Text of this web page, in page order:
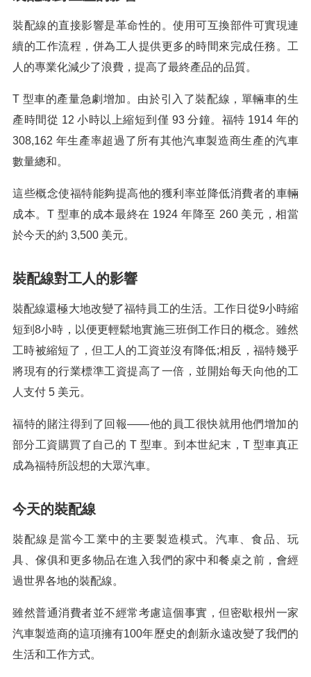
裝配線的直接影響是革命性的。使用可互換部件可實現連
續的工作流程，併為工人提供更多的時間來完成任務。工
人的專業化減少了浪費，提高了最終產品的品質。
T 型車的產量急劇增加。由於引入了裝配線，單輛車的生
產時間從 12 小時以上縮短到僅 93 分鐘。福特 1914 年的
308,162 年生產率超過了所有其他汽車製造商生產的汽車
數量總和。
這些概念使福特能夠提高他的獲利率並降低消費者的車輛
成本。T 型車的成本最終在 1924 年降至 260 美元，相當
於今天的約 3,500 美元。
裝配線對工人的影響
裝配線還極大地改變了福特員工的生活。工作日從9小時縮
短到8小時，以便更輕鬆地實施三班倒工作日的概念。雖然
工時被縮短了，但工人的工資並沒有降低;相反，福特幾乎
將現有的行業標準工資提高了一倍，並開始每天向他的工
人支付 5 美元。
福特的賭注得到了回報——他的員工很快就用他們增加的
部分工資購買了自己的 T 型車。到本世紀末，T 型車真正
成為福特所設想的大眾汽車。
今天的裝配線
裝配線是當今工業中的主要製造模式。汽車、食品、玩
具、傢俱和更多物品在進入我們的家中和餐桌之前，會經
過世界各地的裝配線。
雖然普通消費者並不經常考慮這個事實，但密歇根州一家
汽車製造商的這項擁有100年歷史的創新永遠改變了我們的
生活和工作方式。